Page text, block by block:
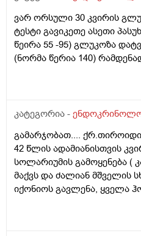
ვარ ორსული 30 კვირის
ტესტი გავიკეთე ასეთი
წეირა 55 -95) გლუკოზა
(ნორმა წერია 140)
კატეგორია -
გამარჯობათ....
42 წლის ადამიანისთვის
სოლარიუმის გამოყენება (
მაქვს და ძალიან მშველის
იქონიოს გავლენა, ყველა
ჩიყვი იყო ,სამ თვიანმა